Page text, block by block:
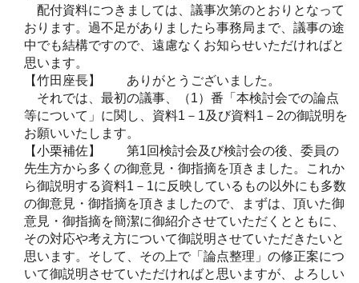
配付資料につきましては、議事次第のとおりとなって
おります。過不足がありましたら事務局まで、議事の途
中でも結構ですので、遠慮なくお知らせいただければと
思います。
【竹田座長】 ありがとうございました。
それでは、最初の議事、（1）番「本検討会での論点
等について」に関し、資料1－1及び資料1－2の御説明を
お願いいたします。
【小栗補佐】 第1回検討会及び検討会の後、委員の
先生方から多くの御意見・御指摘を頂きました。これか
ら御説明する資料1－1に反映しているもの以外にも多数
の御意見・御指摘を頂きましたので、まずは、頂いた御
意見・御指摘を簡潔に御紹介させていただくとともに、
その対応や考え方について御説明させていただきたいと
思います。そして、その上で「論点整理」の修正案につ
いて御説明させていただければと思いますが、よろしい